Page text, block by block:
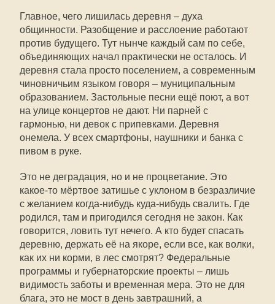
Главное, чего лишилась деревня – духа
общинности. Разобщение и расслоение работают
против будущего. Тут нынче каждый сам по себе,
объединяющих начал практически не осталось. И
деревня стала просто поселением, а современным
чиновничьим языком говоря – муниципальным
образованием. Застольные песни ещё поют, а вот
на улице концертов не дают. Ни парней с
гармонью, ни девок с припевками. Деревня
онемела. У всех смартфоны, наушники и банка с
пивом в руке.
Это не деградация, но и не процветание. Это
какое-то мёртвое затишье с уклоном в безразличие
с желанием когда-нибудь куда-нибудь свалить. Где
родился, там и пригодился сегодня не закон. Как
говорится, ловить тут нечего. А кто будет спасать
деревню, держать её на якоре, если все, как волки,
как их ни корми, в лес смотрят? Федеральные
программы и губернаторские проекты – лишь
видимость заботы и временная мера. Это не для
блага, это не мост в день завтрашний, а